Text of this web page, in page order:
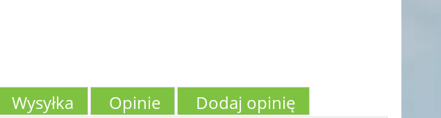
Wysyłka Opinie Dodaj opinię